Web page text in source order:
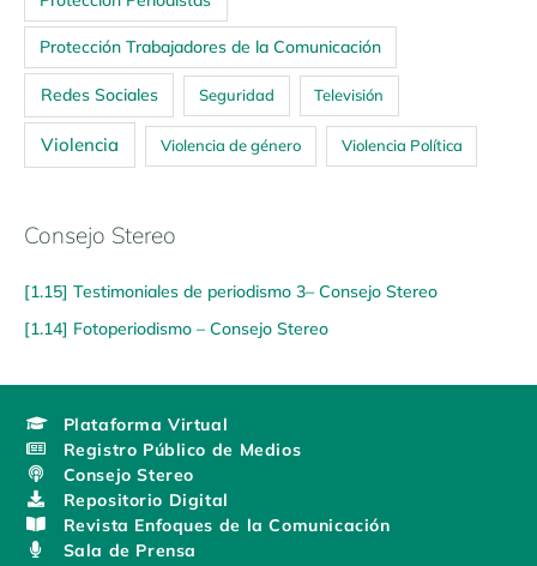
Protección Trabajadores de la Comunicación
Redes Sociales Seguridad Televisión
Violencia Violencia de género Violencia Política
Consejo Stereo
[1.15] Testimoniales de periodismo 3– Consejo Stereo
[1.14] Fotoperiodismo – Consejo Stereo
Plataforma Virtual
Registro Público de Medios
Consejo Stereo
Repositorio Digital
Revista Enfoques de la Comunicación
Sala de Prensa